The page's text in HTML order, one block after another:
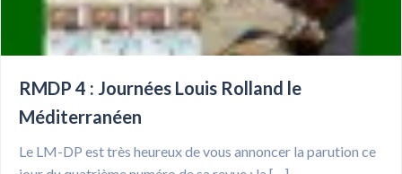
RMDP 4 : Journées Louis Rolland le
Méditerranéen
Le LM-DP est très heureux de vous annoncer la parution ce